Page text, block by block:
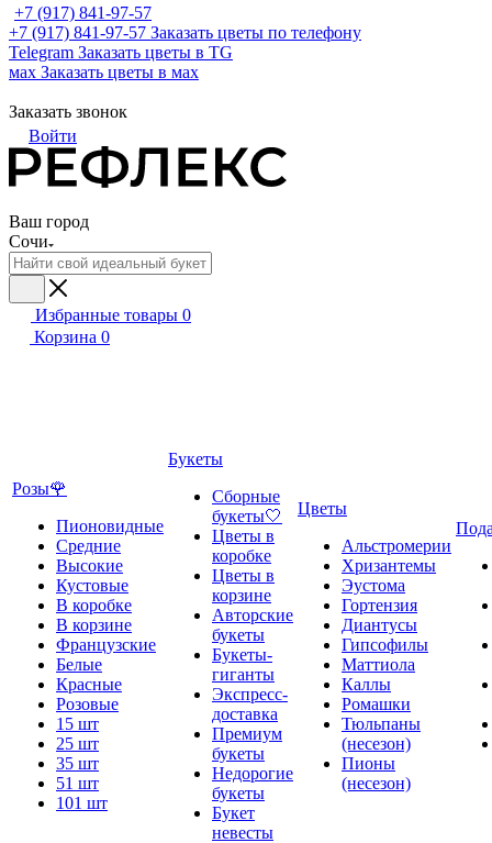
+7 (917) 841-97-57
+7 (917) 841-97-57 Заказать цветы по телефону
Telegram Заказать цветы в TG
мах Заказать цветы в мах
Заказать звонок
Войти
Ваш город
Сочи
Избранные товары 0
Корзина 0
Розы🌹
Пионовидные
Средние
Высокие
Кустовые
В коробке
В корзине
Французские
Белые
Красные
Розовые
15 шт
25 шт
35 шт
51 шт
101 шт
Букеты
Сборные
букеты🤍
Цветы в
коробке
Цветы в
корзине
Авторские
букеты
Букеты-
гиганты
Экспресс-
доставка
Премиум
букеты
Недорогие
букеты
Букет
невесты
Цветы
Альстромерии
Хризантемы
Эустома
Гортензия
Диантусы
Гипсофилы
Маттиола
Каллы
Ромашки
Тюльпаны
(несезон)
Пионы
(несезон)